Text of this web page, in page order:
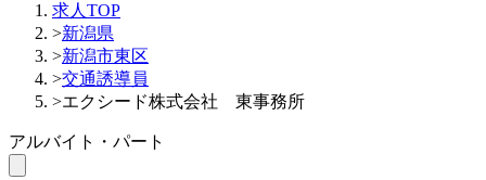
求人TOP
>新潟県
>新潟市東区
>交通誘導員
>エクシード株式会社 東事務所
アルバイト・パート